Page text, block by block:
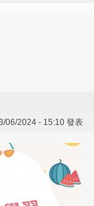
06/2024 - 15:10 發表